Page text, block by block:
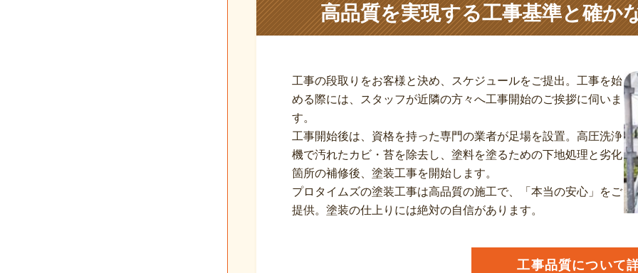
高品質を実現する工事基準と確か
工事の段取りをお客様と決め、スケジュールをご提出。工事を始
める際には、スタッフが近隣の方々へ工事開始のご挨拶に伺いま
す。
工事開始後は、資格を持った専門の業者が足場を設置。高圧洗浄
機で汚れたカビ・苔を除去し、塗料を塗るための下地処理と劣化
箇所の補修後、塗装工事を開始します。
プロタイムズの塗装工事は高品質の施工で、「本当の安心」をご
提供。塗装の仕上りには絶対の自信があります。
工事品質について